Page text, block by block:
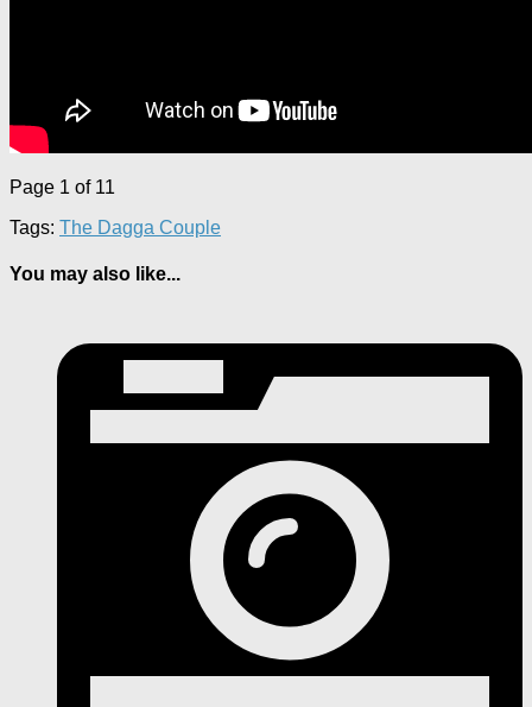
Page 1 of 11
Tags: The Dagga Couple
You may also like...